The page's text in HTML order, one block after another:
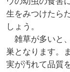
生をみつけたら
しょう。
雑草が多いと
巣となります。
実が汚れて品質